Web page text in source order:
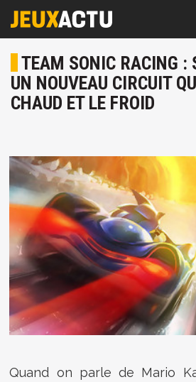
TEAM SONIC RACING :
UN NOUVEAU CIRCUIT
CHAUD ET LE FROID
Quand on parle de Mario